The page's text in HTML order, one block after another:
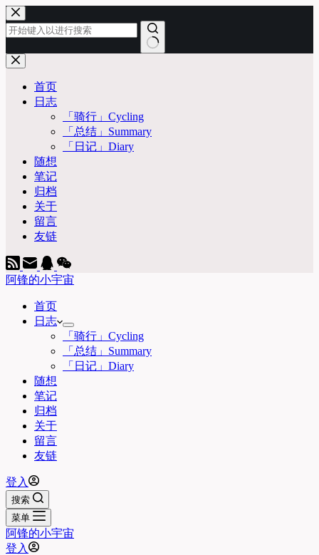
跳
至
内
容
无
首页
日志
「骑行」Cycling
「总结」Summary
「日记」Diary
随想
笔记
归档
关于
留言
友链
阿锋的小宇宙
首页
日志
「骑行」Cycling
「总结」Summary
「日记」Diary
随想
笔记
归档
关于
留言
友链
登入
搜索
菜单
阿锋的小宇宙
登入